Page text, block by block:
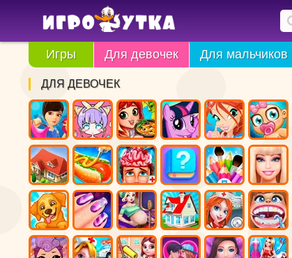
Игры Для девочек Для мальчиков
ДЛЯ ДЕВОЧЕК